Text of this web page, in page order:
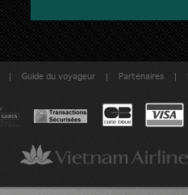
| Guide du voyageur | Partenaires |